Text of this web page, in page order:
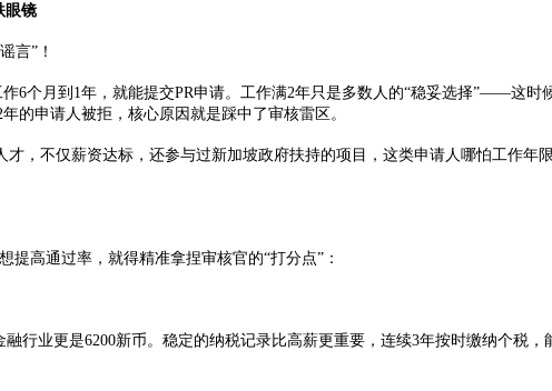
眼镜
言”！
个月到1年，就能提交PR申请。工作满2年只是多数人的“稳妥选择”——这时
的申请人被拒，核心原因就是踩中了审核雷区。
不仅薪资达标，还参与过新加坡政府扶持的项目，这类申请人哪怕工作年
高通过率，就得精准拿捏审核官的“打分点”：
业更是6200新币。稳定的纳税记录比高薪更重要，连续3年按时缴纳个税，